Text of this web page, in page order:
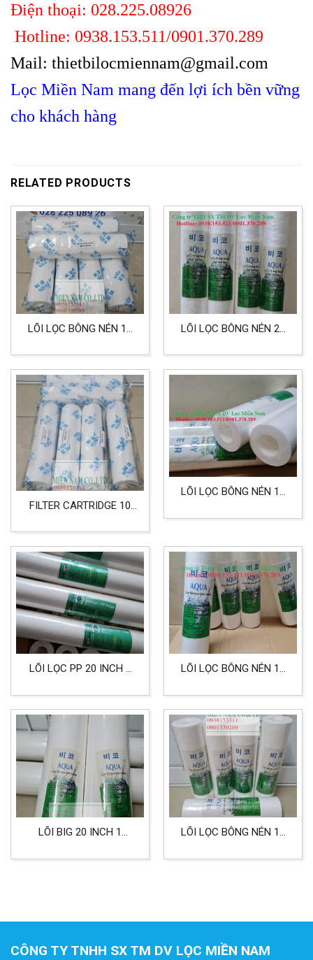
Điện thoại: 028.225.08926
Hotline: 0938.153.511/0901.370.289
Mail: thietbilocmiennam@gmail.com
Lọc Miền Nam mang đến lợi ích bền vững
cho khách hàng
RELATED PRODUCTS
LÕI LỌC BÔNG NÉN 10
AQUA LỌC SƠN
LÕI LỌC BÔNG NÉN 20
CHO LỌC NƯỚC
FILTER CARTRIDGE 10
NƯỚC, THỰC PHẨM,
DƯỢC PHẨM
LÕI LỌC BÔNG NÉN 10
LỌC NƯỚC CÔNG
LÕI LỌC PP 20 INCH 5
LÕI LỌC BÔNG NÉN 10
CẤP 3 LỌC NƯỚC SINH
HOẠT
LÕI BIG 20 INCH 1
DÙNG CHO LỌC NƯỚC,
LÕI LỌC BÔNG NÉN 10
CHO LỌC NƯỚC
CÔNG TY TNHH SX TM DV LỌC MIỀN NAM